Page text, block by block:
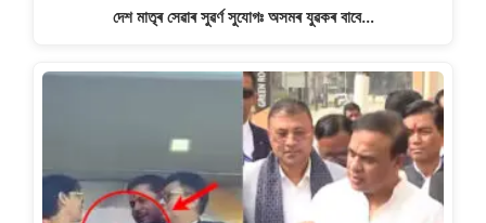
দেশ মাতৃৰ সেৱাৰ সুৱৰ্ণ সুযোগঃ অসমৰ যুৱকৰ বাবে…